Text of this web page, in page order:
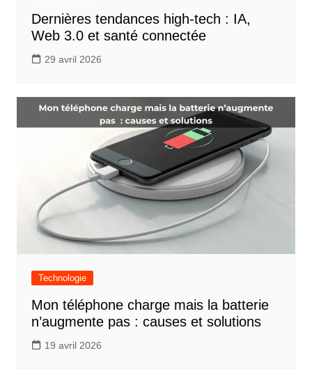
Dernières tendances high-tech : IA,
Web 3.0 et santé connectée
29 avril 2026
Technologie
Mon téléphone charge mais la batterie
n’augmente pas : causes et solutions
19 avril 2026